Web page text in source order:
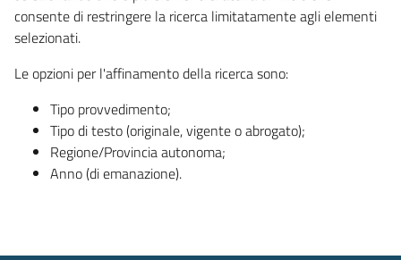
consente di restringere la ricerca limitatamente agli elementi
selezionati.
Le opzioni per l'affinamento della ricerca sono:
Tipo provvedimento;
Tipo di testo (originale, vigente o abrogato);
Regione/Provincia autonoma;
Anno (di emanazione).